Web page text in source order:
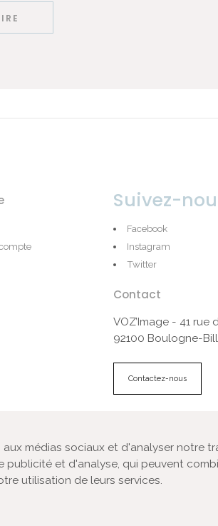
Suivez-
Facebook
Instagram
Twitter
Contact
VOZ’Image - 41 rue
92100 Boulogne-
Contactez-nous
professionnels dans les domaines de la
médias sociaux et d'analyser notre
publicité et d'analyse, qui peuvent
utilisation de leurs services.